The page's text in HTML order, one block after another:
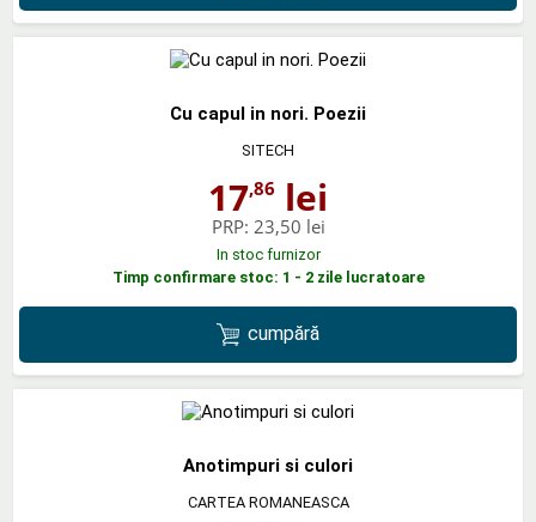
Cu capul in nori. Poezii
SITECH
17,86 lei
PRP: 23,50 lei
In stoc furnizor
Timp confirmare stoc: 1 - 2 zile lucratoare
cumpără
Anotimpuri si culori
CARTEA ROMANEASCA